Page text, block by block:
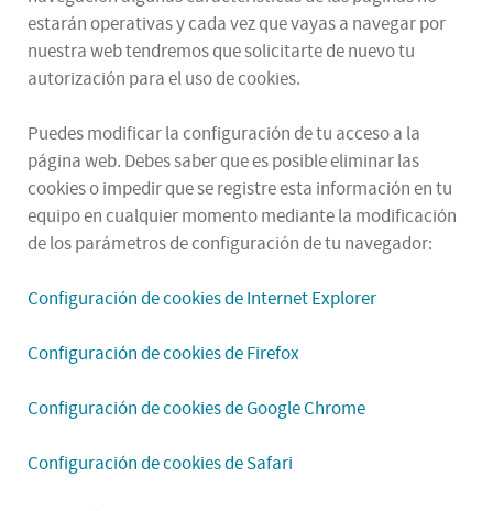
estarán operativas y cada vez que vayas a navegar por
nuestra web tendremos que solicitarte de nuevo tu
autorización para el uso de cookies.
Puedes modificar la configuración de tu acceso a la
página web. Debes saber que es posible eliminar las
cookies o impedir que se registre esta información en tu
equipo en cualquier momento mediante la modificación
de los parámetros de configuración de tu navegador:
Configuración de cookies de Internet Explorer
Configuración de cookies de Firefox
Configuración de cookies de Google Chrome
Configuración de cookies de Safari